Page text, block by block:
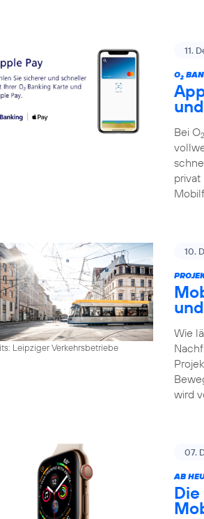
11.
O2
Bei O2
privat
Leipziger Verkehrsbetriebe
10.
Wie
wird
07.
AB